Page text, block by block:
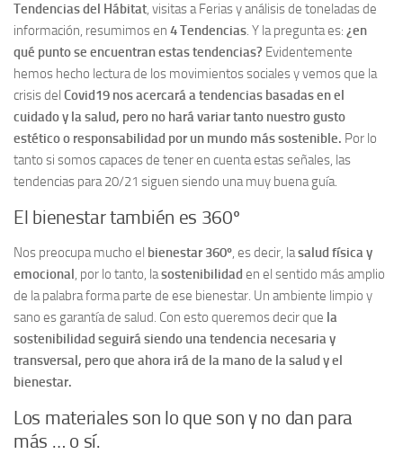
Tendencias del Hábitat, visitas a Ferias y análisis de toneladas de
información, resumimos en 4 Tendencias. Y la pregunta es: ¿en
qué punto se encuentran estas tendencias? Evidentemente
hemos hecho lectura de los movimientos sociales y vemos que la
crisis del Covid19 nos acercará a tendencias basadas en el
cuidado y la salud, pero no hará variar tanto nuestro gusto
estético o responsabilidad por un mundo más sostenible. Por lo
tanto si somos capaces de tener en cuenta estas señales, las
tendencias para 20/21 siguen siendo una muy buena guía.
El bienestar también es 360º
Nos preocupa mucho el bienestar 360º, es decir, lasalud física y
emocional , por lo tanto, lasostenibilidad en el sentido más amplio
de la palabra forma parte de ese bienestar. Un ambiente limpio y
sano es garantía de salud. Con esto queremos decir que la
sostenibilidad seguirá siendo una tendencia necesaria y
transversal, pero que ahora irá de la mano de la salud y el
bienestar.
Los materiales son lo que son y no dan para
más … o sí.